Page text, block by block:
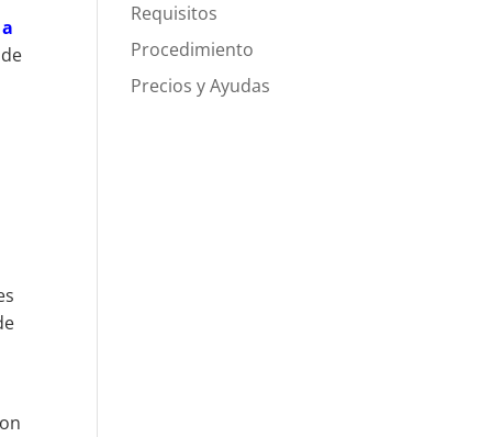
Requisitos
Procedimiento
Precios y Ayudas